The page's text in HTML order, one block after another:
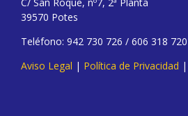
39570 Potes
Teléfono: 942 730 726 / 606 318 720
Aviso Legal | Política de Privacidad |